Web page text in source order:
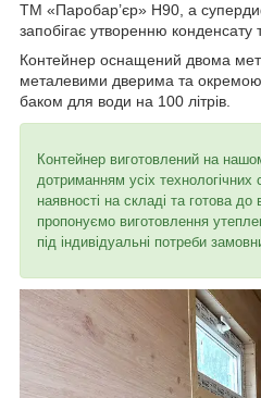
ТМ «Паробар’єр» Н90, а
запобігає утворенню
Контейнер оснащений двома
металевими дверима та
баком для води на 100 літрів.
Контейнер виготовлений на
дотриманням усіх
наявності на складі та готова
пропонуємо виготовлення
під індивідуальні потреби